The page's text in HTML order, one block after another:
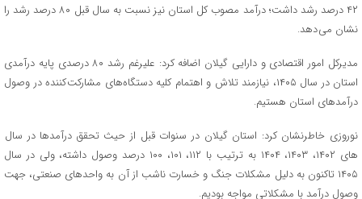
۴۲ درصد رشد داشت؛ درآمد مصوب کل استان نیز نسبت به سال قبل ۸۰ درصد رشد را
نشان می دهد.
مدیرکل امور اقتصادی و دارایی گیلان اضافه کرد: علیرغم رشد ۸۰ درصدی پایه درآمدی
استان در سال ۱۴۰۵، نیازمند تلاش و اهتمام کلیه دستگاه‌های مشارکت کننده در وصول
درآمدهای استان هستیم.
نوروزی خاطرنشان کرد: استان گیلان در سنوات قبل از حیث تحقق درآمدها در سال
های ۱۴۰۲، ۱۴۰۳، ۱۴۰۴ به ترتیب با ۱۱۲، ۱۰۱، ۱۰۰ درصد وصول داشته، ولی در سال
۱۴۰۵ تاکنون به دلیل مشکلات جنگ و خسارت ناشب از آن به واحدهای صنعتی، جهت
وصول درآمد با مشکلاتی مواجه بودیم.